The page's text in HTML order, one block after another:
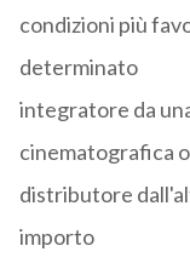
condizioni più
determinato
integratore da
cinematografica
distributore
importo